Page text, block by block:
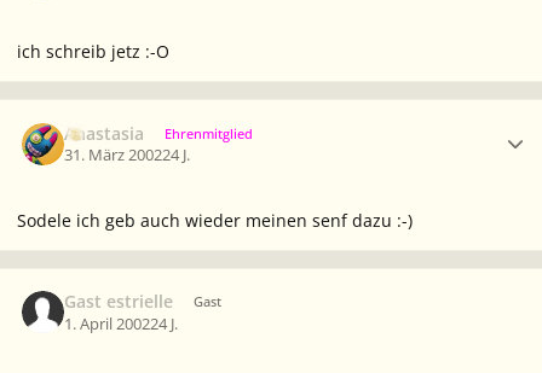
ich schreib jetz :-O
Anastasia Ehrenmitglied
31. März 200224 J.
Sodele ich geb auch wieder meinen senf dazu :-)
Gast estrielle Gast
1. April 200224 J.